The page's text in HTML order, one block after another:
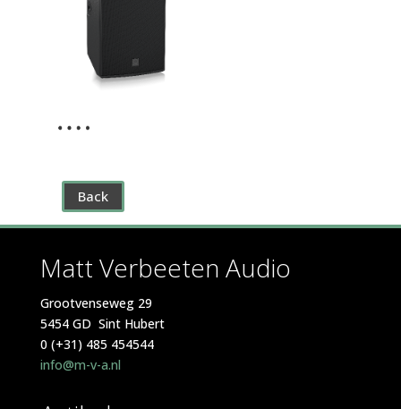
Back
Matt Verbeeten Audio
Grootvenseweg 29
5454 GD Sint Hubert
0 (+31) 485 454544
info@m-v-a.nl